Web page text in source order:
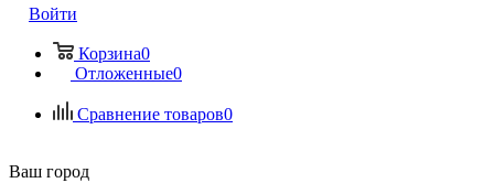
Войти
Корзина0
Отложенные0
Сравнение товаров0
Ваш город